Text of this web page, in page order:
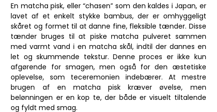
En matcha pisk, eller “chasen” som den kaldes i Japan, er
lavet af et enkelt stykke bambus, der er omhyggeligt
skåret og formet til at danne fine, fleksible tænder. Disse
tænder bruges til at piske matcha pulveret sammen
med varmt vand i en matcha skål, indtil der dannes en
let og skummende tekstur. Denne proces er ikke kun
afgørende for smagen, men også for den æstetiske
oplevelse, som teceremonien indebærer. At mestre
brugen af en matcha pisk kræver øvelse, men
belønningen er en kop te, der både er visuelt tiltalende
og fyldt med smag.